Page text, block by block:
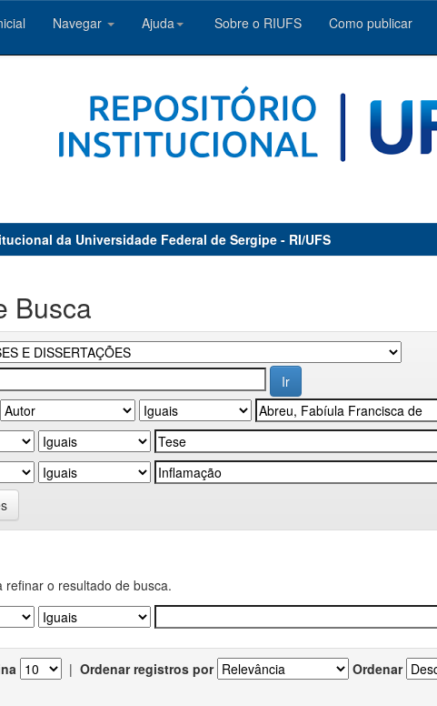
Navegar Ajuda Sobre o RIUFS Como publicar
da Universidade Federal de Sergipe - RI/UFS
Busca
refinar o resultado de busca.
| Ordenar registros por Ordenar